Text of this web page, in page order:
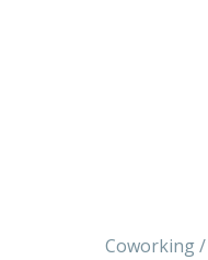
Coworking/